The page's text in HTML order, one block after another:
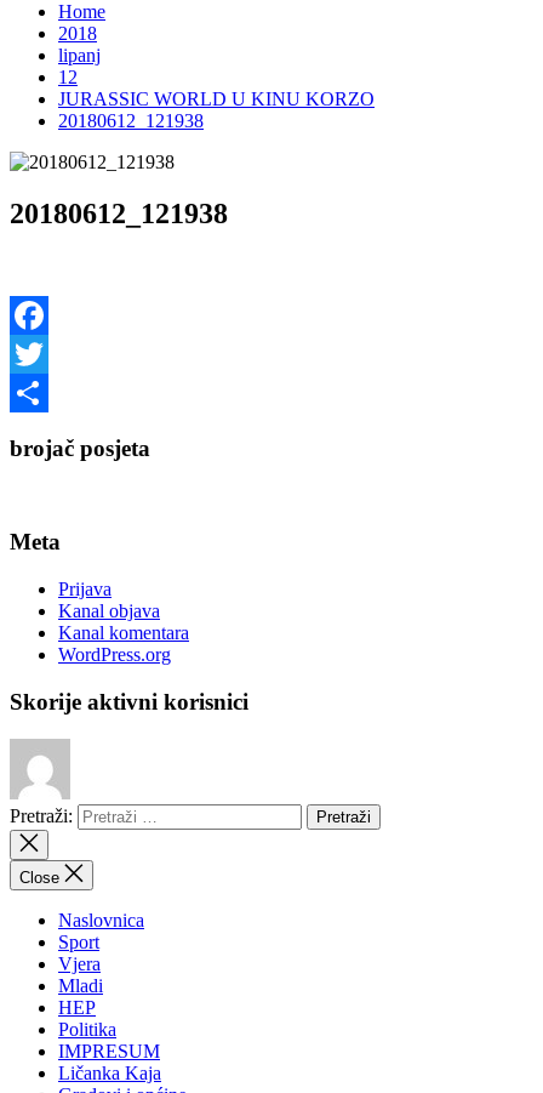
Home
2018
lipanj
12
JURASSIC WORLD U KINU KORZO
20180612_121938
20180612_121938
Facebook
Twitter
brojač posjeta
Meta
Prijava
Kanal objava
Kanal komentara
WordPress.org
Skorije aktivni korisnici
Pretraži:
Close
Naslovnica
Sport
Vjera
Mladi
HEP
Politika
IMPRESUM
Ličanka Kaja